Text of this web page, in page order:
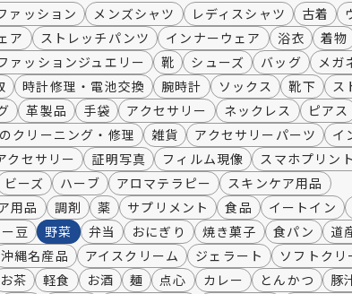
ァッション メンズシャツ レディスシャツ 古着
ア ストレッチパンツ インナーウェア 浴衣 着物
ァッションジュエリー 靴 シューズ バッグ
メガ
時計修理・電池交換 腕時計 ソックス 靴下
ス
革製品 手袋 アクセサリー ネックレス
ピアス
クリーニング・修理 雑貨 アクセサリーパーツ
イ
クセサリー 証明写真 フィルム現像
スマホプリント
ビーズ ハーブ アロマテラピー
スキンケア用品
用品 調剤 薬 サプリメント 食品 イートイン
豆 野菜 弁当 おにぎり 焼き菓子 食パン
道
沖縄名産品 アイスクリーム ジェラート
ソフトクリ
お茶 軽食 お酒 麺 点心 カレー とんかつ
豚